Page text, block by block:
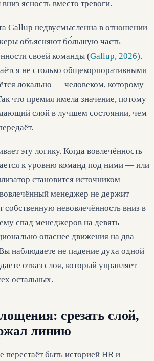
ясность вместо тревоги.
Gallup недвусмысленна в отношении
объясняют бо́льшую часть
своей команды (Gallup, 2026).
не столько общекорпоративными
локально — человеком, которому
что премия имела значение, потому
слой в лучшем состоянии, чем
эту логику. Когда вовлечённость
к уровню команд под ними — или
становится источником
менеджер не держит
собственную невовлечённость вниз в
спад менеджеров на девять
опаснее движения на два
наблюдаете не падение духа одной
отказ слоя, который управляет
остальных.
срезать слой,
линию
перестаёт быть историей HR и